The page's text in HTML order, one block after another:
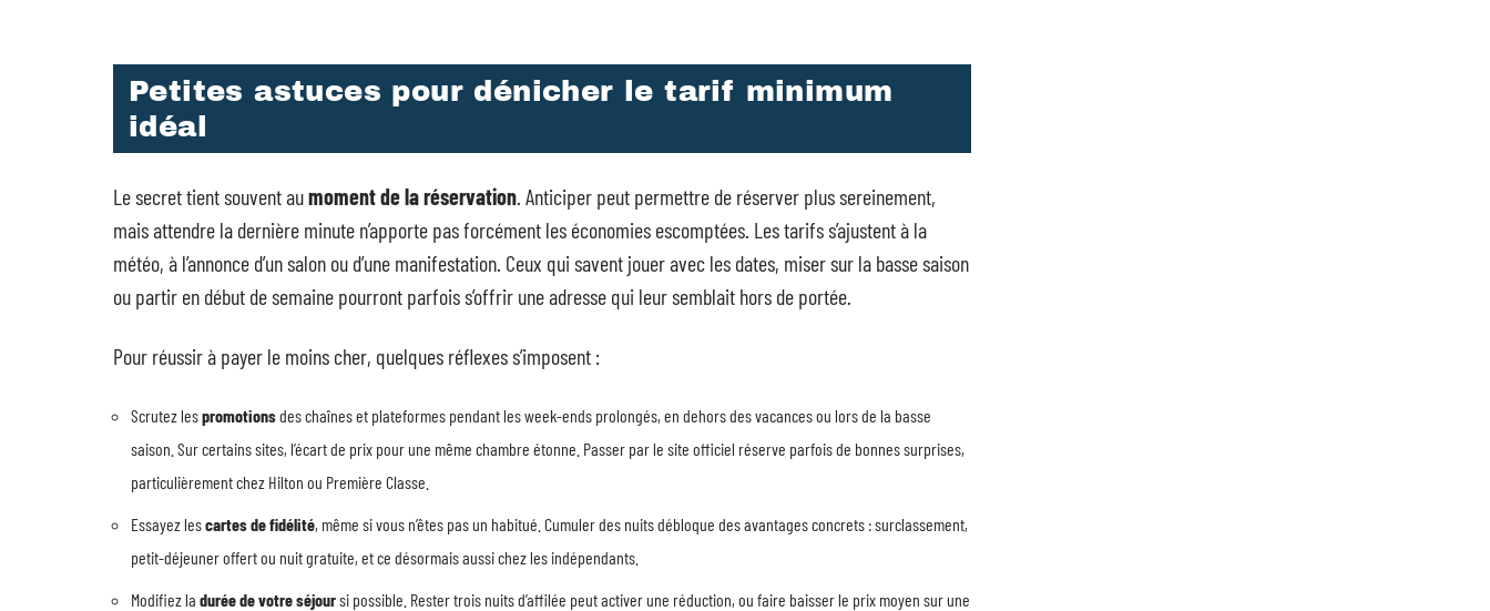
Petites astuces pour dénicher le tarif minimum
idéal
Le secret tient souvent aumoment de la réservation. Anticiper peut permettre de réserver plus sereinement,
mais attendre la dernière minute n’apporte pas forcément les économies escomptées. Les tarifs s’ajustent à la
météo, à l’annonce d’un salon ou d’une manifestation. Ceux qui savent jouer avec les dates, miser sur la basse saison
ou partir en début de semaine pourront parfois s’offrir une adresse qui leur semblait hors de portée.
Pour réussir à payer le moins cher, quelques réflexes s’imposent :
Scrutez lespromotionsdes chaînes et plateformes pendant les week-ends prolongés, en dehors des vacances ou lors de la basse
saison. Sur certains sites, l’écart de prix pour une même chambre étonne. Passer par le site officiel réserve parfois de bonnes surprises,
particulièrement chez Hilton ou Première Classe.
Essayez lescartes de fidélité, même si vous n’êtes pas un habitué. Cumuler des nuits débloque des avantages concrets : surclassement,
petit-déjeuner offert ou nuit gratuite, et ce désormais aussi chez les indépendants.
Modifiez la durée de votre séjoursi possible. Rester trois nuits d’affilée peut activer une réduction, ou faire baisser le prix moyen sur une